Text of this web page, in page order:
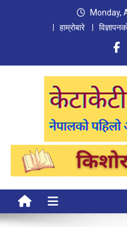
Monday,
हाम्रोबारे
Ketaketi
First Nepali Online Magazine